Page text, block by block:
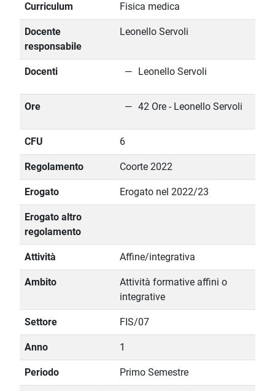
Curriculum Fisica medica
Docente
responsabile
Leonello Servoli
Docenti Leonello Servoli
Ore 42 Ore - Leonello Servoli
CFU 6
Regolamento Coorte 2022
Erogato Erogato nel 2022/23
Erogato altro
regolamento
Attività Affine/integrativa
Ambito
Attività formative affini o
integrative
Settore FIS/07
Anno 1
Periodo Primo Semestre